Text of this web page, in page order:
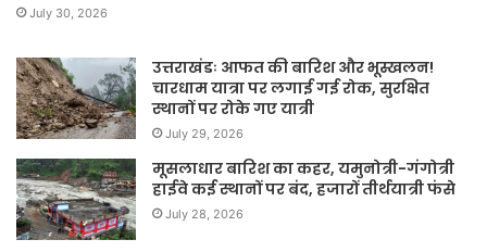
July 30, 2026
उत्तराखंडः आफत की बारिश और भूस्खलन!
चारधाम यात्रा पर लगाई गई रोक, सुरक्षित
स्थानों पर रोके गए यात्री
July 29, 2026
मूसलाधार बारिश का कहर, यमुनोत्री-गंगोत्री
हाईवे कई स्थानों पर बंद, हजारों तीर्थयात्री फंसे
July 28, 2026